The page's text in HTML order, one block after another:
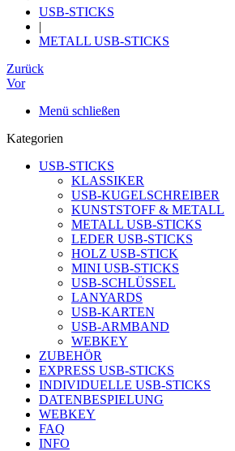
USB-STICKS
|
METALL USB-STICKS
Zurück
Vor
Menü schließen
Kategorien
USB-STICKS
KLASSIKER
USB-KUGELSCHREIBER
KUNSTSTOFF & METALL
METALL USB-STICKS
LEDER USB-STICKS
HOLZ USB-STICK
MINI USB-STICKS
USB-SCHLÜSSEL
LANYARDS
USB-KARTEN
USB-ARMBAND
WEBKEY
ZUBEHÖR
EXPRESS USB-STICKS
INDIVIDUELLE USB-STICKS
DATENBESPIELUNG
WEBKEY
FAQ
INFO